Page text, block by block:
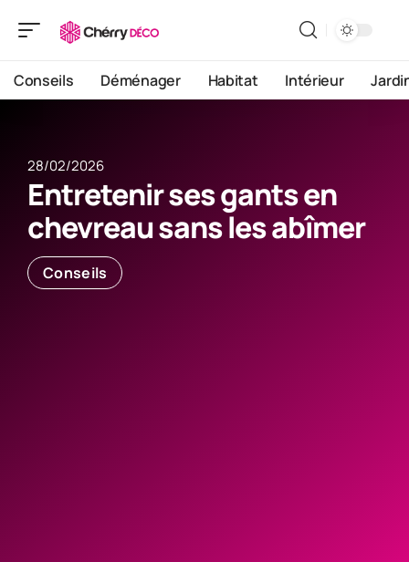
Conseils Déménager Habitat Intérieur
28/02/2026
Entretenir ses gants en
chevreau sans les abîmer
Conseils